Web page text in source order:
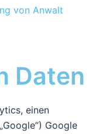
von Anwalt
Daten
einen
Google